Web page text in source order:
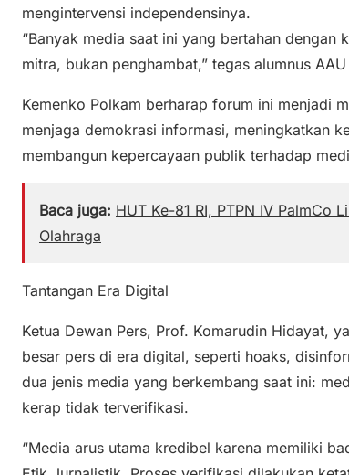
mengintervensi independensinya.
“Banyak media saat ini yang bertahan dengan
mitra, bukan penghambat,” tegas alumnus
Kemenko Polkam berharap forum ini menjadi
menjaga demokrasi informasi, meningkatkan
membangun kepercayaan publik terhadap
Baca juga: HUT Ke-81 RI, PTPN IV PalmCo
Olahraga
Tantangan Era Digital
Ketua Dewan Pers, Prof. Komarudin Hidayat,
besar pers di era digital, seperti hoaks,
dua jenis media yang berkembang saat ini:
kerap tidak terverifikasi.
“Media arus utama kredibel karena memiliki